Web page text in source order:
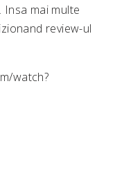
mai multe
review-ul
watch?